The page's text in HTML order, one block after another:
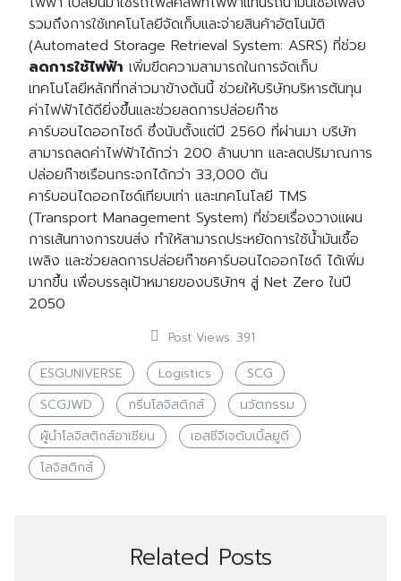
รวมถึงการใช้เทคโนโลยีจัดเก็บและจ่ายสินค้าอัตโนมัติ
(Automated Storage Retrieval System: ASRS) ที่ช่วย
ลดการใช้ไฟฟ้า เพิ่มขีดความสามารถในการจัดเก็บ
เทคโนโลยีหลักที่กล่าวมาข้างต้นนี้ ช่วยให้บริษัทบริหารต้นทุน
ค่าไฟฟ้าได้ดียิ่งขึ้นและช่วยลดการปล่อยก๊าซ
คาร์บอนไดออกไซด์ ซึ่งนับตั้งแต่ปี 2560 ที่ผ่านมา บริษัท
สามารถลดค่าไฟฟ้าได้กว่า 200 ล้านบาท และลดปริมาณการ
ปล่อยก๊าซเรือนกระจกได้กว่า 33,000 ตัน
คาร์บอนไดออกไซด์เทียบเท่า และเทคโนโลยี TMS
(Transport Management System) ที่ช่วยเรื่องวางแผน
การเส้นทางการขนส่ง ทำให้สามารถประหยัดการใช้น้ำมันเชื้อ
เพลิง และช่วยลดการปล่อยก๊าซคาร์บอนไดออกไซด์ ได้เพิ่ม
มากขึ้น เพื่อบรรลุเป้าหมายของบริษัทฯ สู่ Net Zero ในปี
2050
Post Views: 391
ESGUNIVERSE Logistics
SCG
SCGJWD
กรีนโลจิสติกส์
นวัตกรรม
ผู้นำโลจิสติกส์อาเซียน
เอสซีจีเจดับเบิ้ลยูดี
โลจิสติกส์
Related Posts